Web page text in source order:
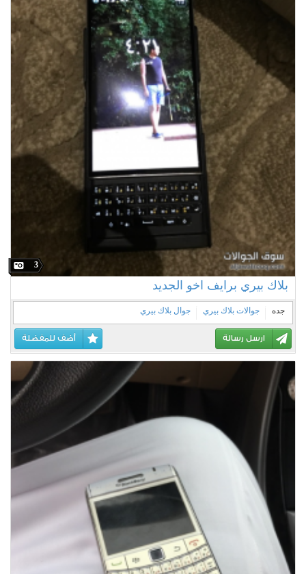
3
بلاك بيري برايف اخو الجديد
جده جوالات بلاك بيري جوال بلاك بيري
ارسل رسالة أضف للمفضلة